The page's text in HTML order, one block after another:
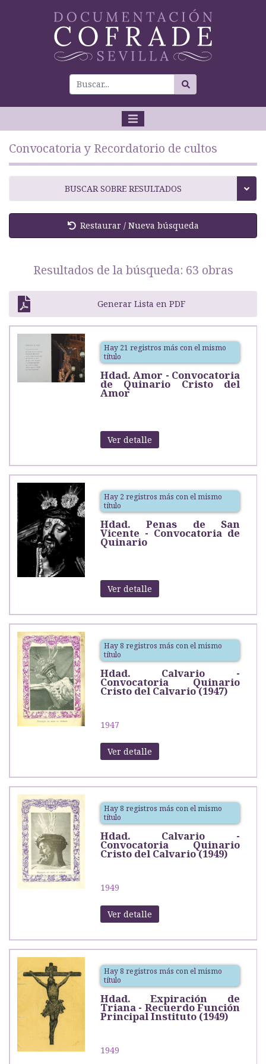
Convocatoria y Recordatorio de cultos
BUSCAR SOBRE RESULTADOS
Restaurar / Nueva búsqueda
Resultados de la búsqueda: 63 obras
Generar Lista en PDF
Hay 21 registros más con el mismo
título
Hdad. Amor - Convocatoria
de Quinario Cristo del
Amor
Ver detalle
Hay 2 registros más con el mismo
título
Hdad. Penas de San
Vicente - Convocatoria de
Quinario
Ver detalle
Hay 8 registros más con el mismo
título
Hdad. Calvario -
Convocatoria Quinario
Cristo del Calvario (1947)
1947
Ver detalle
Hay 8 registros más con el mismo
título
Hdad. Calvario -
Convocatoria Quinario
Cristo del Calvario (1949)
1949
Ver detalle
Hay 8 registros más con el mismo
título
Hdad. Expiración de
Triana - Recuerdo Función
Principal Instituto (1949)
1949